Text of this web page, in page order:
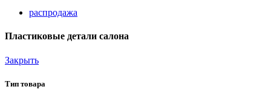
распродажа
Пластиковые детали салона
Закрыть
Тип товара